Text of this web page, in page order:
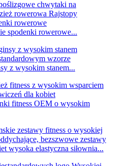
spodenki rowerowe...
z wysokim stanem...
fitness OEM o wysokim
wysoka elastyczna siłownia...